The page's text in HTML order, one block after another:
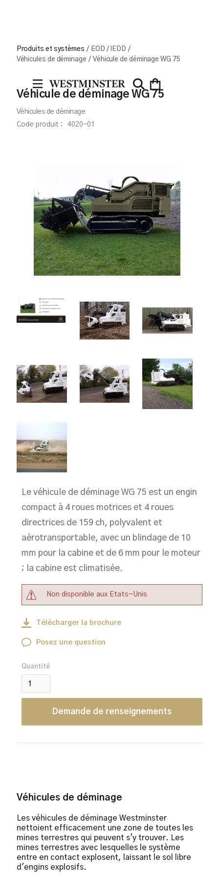
Produits et systèmes / EOD / IEDD /
Véhicules de déminage / Véhicule de déminage WG 75
Véhicule de déminage WG 75
Véhicules de déminage
Code produit :
4020-01
Le véhicule de déminage WG 75 est un engin
compact à 4 roues motrices et 4 roues
directrices de 159 ch, polyvalent et
aérotransportable, avec un blindage de 10
mm pour la cabine et de 6 mm pour le moteur
; la cabine est climatisée.
Non disponible aux Etats-Unis
Télécharger la brochure
Posez une question
Quantité
Demande de renseignements
Véhicules de déminage
Les véhicules de déminage Westminster
nettoient efficacement une zone de toutes les
mines terrestres qui peuvent s'y trouver. Les
mines terrestres avec lesquelles le système
entre en contact explosent, laissant le sol libre
d'engins explosifs.